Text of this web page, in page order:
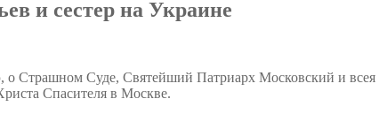
и сестер на Украине
о Страшном Суде, Святейший Патриарх Московский и
Спасителя в Москве.